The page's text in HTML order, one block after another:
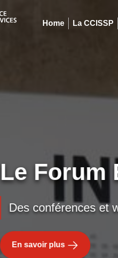
Home La CCISSP
Le Forum
Des conférences et
En savoir plus